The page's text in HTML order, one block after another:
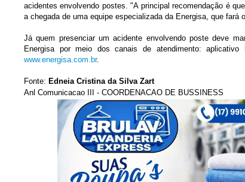
acidentes envolvendo postes. "A principal recomendação é
a chegada de uma equipe especializada da Energisa, que fará
Já quem presenciar um acidente envolvendo poste deve
Energisa por meio dos canais de atendimento:
www.energisa.com.br.
Fonte: Edneia Cristina da Silva Zart
Anl Comunicacao III - COORDENACAO DE BUSSINESS